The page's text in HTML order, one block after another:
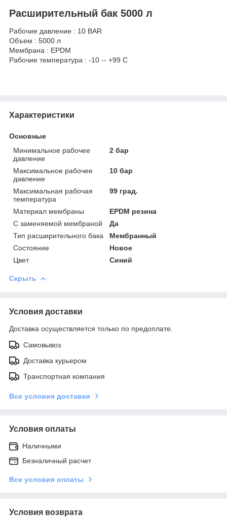
Расширительный бак 5000 л
Рабочие давление : 10 BAR
Объем : 5000 л
Мембрана : EPDM
Рабочие температура : -10 -- +99 C
Характеристики
Основные
Минимальное рабочее
давление
2 бар
Максимальное рабочее
давление
10 бар
Максимальная рабочая
температура
99 град.
Материал мембраны
EPDM резина
С заменяемой мембраной
Да
Тип расширительного бака
Мембранный
Состояние
Новое
Цвет
Синий
Скрыть
Условия доставки
Доставка осуществляется только по предоплате.
Самовывоз
Доставка курьером
Транспортная компания
Все условия доставки
Условия оплаты
Наличными
Безналичный расчет
Все условия оплаты
Условия возврата